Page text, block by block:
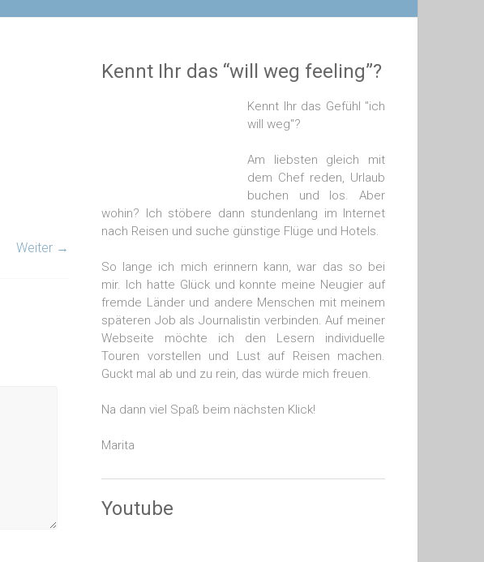
Weiter →
Kennt Ihr das “will weg feeling”?
Kennt Ihr das Gefühl "ich
will weg"?
Am liebsten gleich mit
dem Chef reden, Urlaub
buchen und los. Aber
wohin? Ich stöbere dann stundenlang im Internet
nach Reisen und suche günstige Flüge und Hotels.
So lange ich mich erinnern kann, war das so bei
mir. Ich hatte Glück und konnte meine Neugier auf
fremde Länder und andere Menschen mit meinem
späteren Job als Journalistin verbinden. Auf meiner
Webseite möchte ich den Lesern individuelle
Touren vorstellen und Lust auf Reisen machen.
Guckt mal ab und zu rein, das würde mich freuen.
Na dann viel Spaß beim nächsten Klick!
Marita
Youtube